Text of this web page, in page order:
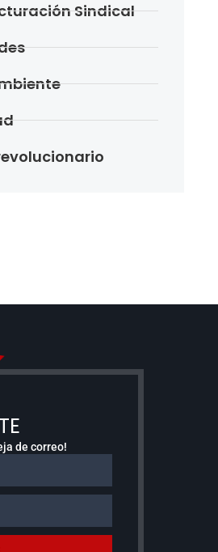
Sindical
de correo!